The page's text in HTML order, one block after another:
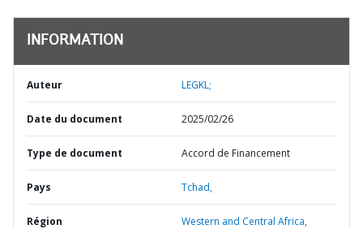
INFORMATION
Auteur LEGKL;
Date du document 2025/02/26
Type de document Accord de Financement
Pays Tchad,
Région Western and Central Africa,